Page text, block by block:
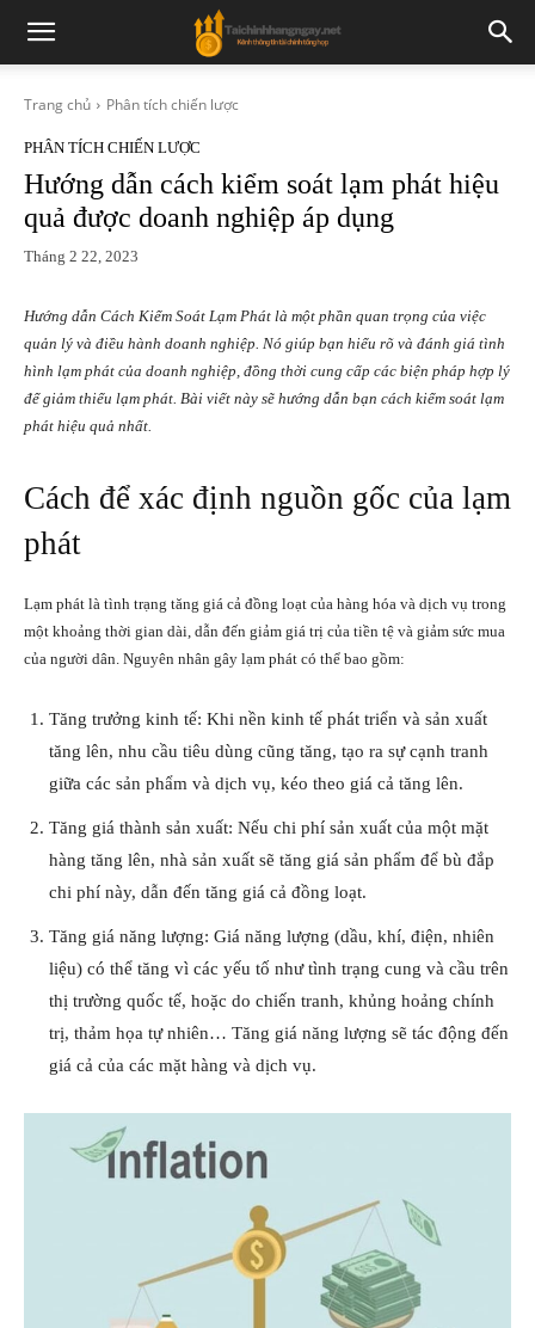
Trang chủ Phân tích chiến lược
PHÂN TÍCH CHIẾN LƯỢC
Hướng dẫn cách kiểm soát lạm phát hiệu
quả được doanh nghiệp áp dụng
Tháng 2 22, 2023
Hướng dẫn Cách Kiểm Soát Lạm Phát là một phần quan trọng của việc
quản lý và điều hành doanh nghiệp. Nó giúp bạn hiểu rõ và đánh giá tình
hình lạm phát của doanh nghiệp, đồng thời cung cấp các biện pháp hợp lý
để giảm thiểu lạm phát. Bài viết này sẽ hướng dẫn bạn cách kiểm soát lạm
phát hiệu quả nhất.
Cách để xác định nguồn gốc của lạm
phát
Lạm phát là tình trạng tăng giá cả đồng loạt của hàng hóa và dịch vụ trong
một khoảng thời gian dài, dẫn đến giảm giá trị của tiền tệ và giảm sức mua
của người dân. Nguyên nhân gây lạm phát có thể bao gồm:
Tăng trưởng kinh tế: Khi nền kinh tế phát triển và sản xuất
tăng lên, nhu cầu tiêu dùng cũng tăng, tạo ra sự cạnh tranh
giữa các sản phẩm và dịch vụ, kéo theo giá cả tăng lên.
Tăng giá thành sản xuất: Nếu chi phí sản xuất của một mặt
hàng tăng lên, nhà sản xuất sẽ tăng giá sản phẩm để bù đắp
chi phí này, dẫn đến tăng giá cả đồng loạt.
Tăng giá năng lượng: Giá năng lượng (dầu, khí, điện, nhiên
liệu) có thể tăng vì các yếu tố như tình trạng cung và cầu trên
thị trường quốc tế, hoặc do chiến tranh, khủng hoảng chính
trị, thảm họa tự nhiên… Tăng giá năng lượng sẽ tác động đến
giá cả của các mặt hàng và dịch vụ.